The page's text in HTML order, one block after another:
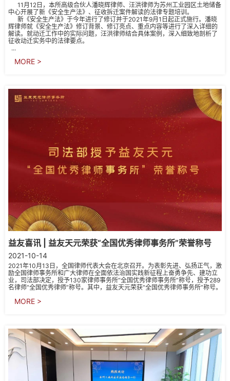
11月12日，本所高级合伙人潘晓辉律师、汪洪律师为苏州工业园区土地储备
中心开展了新《安全生产法》、征收拆迁案件解读的法律专题培训。
新《安全生产法》于今年进行了修订并于2021年9月1日起正式施行。潘晓
辉律师就《安全生产法》修订背景、修订亮点、重点内容等进行了深入详细的
解读。就动迁工作中的实际问题，汪洪律师结合具体案例，深入细致地剖析了
征收动迁实务中的法律要点。
...
MORE >
益友喜讯 | 益友天元荣获“全国优秀律师事务所”荣誉称号
2021-10-14
2021年10月13日，全国律师代表大会在北京召开。为表彰先进、弘扬正气，激
励全国律师事务所和广大律师在全面依法治国实践新征程上奋勇争先、建功立
业，司法部决定，授予130家律师事务所“全国优秀律师事务所”称号，授予289
名律师“全国优秀律师”称号。其中，益友天元荣获“全国优秀律师事务所”称号。
MORE >